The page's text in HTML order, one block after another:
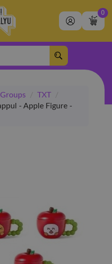
0
/ TXT
/
- Apple Figure -